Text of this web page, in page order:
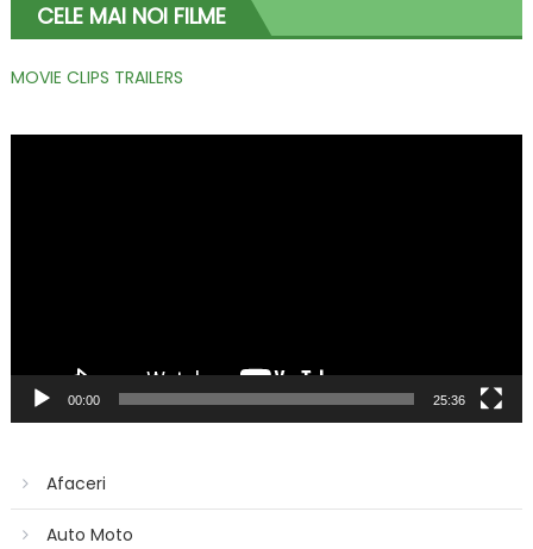
CELE MAI NOI FILME
MOVIE CLIPS TRAILERS
00:00 25:36
Afaceri
Auto Moto